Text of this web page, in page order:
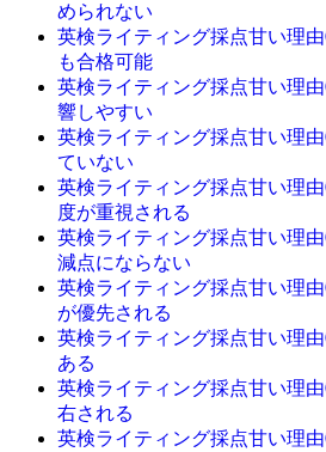
められない
英検ライティング採点甘い理
も合格可能
英検ライティング採点甘い理
響しやすい
英検ライティング採点甘い理
ていない
英検ライティング採点甘い理
度が重視される
英検ライティング採点甘い理
減点にならない
英検ライティング採点甘い理
が優先される
英検ライティング採点甘い理
ある
英検ライティング採点甘い理
右される
英検ライティング採点甘い理